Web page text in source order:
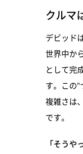
クルマ
デビッド
世界中か
として完
す。この"
複雑さは
です。
「そう